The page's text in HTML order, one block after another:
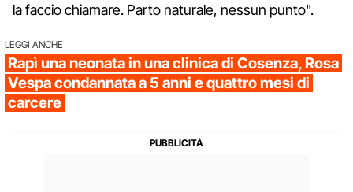
la faccio chiamare. Parto naturale, nessun punto".
LEGGI ANCHE
Rapì una neonata in una clinica di Cosenza, Rosa
Vespa condannata a 5 anni e quattro mesi di
carcere